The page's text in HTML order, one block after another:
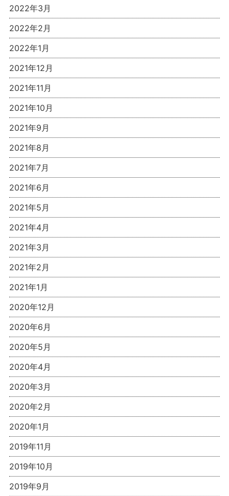
2022年3月
2022年2月
2022年1月
2021年12月
2021年11月
2021年10月
2021年9月
2021年8月
2021年7月
2021年6月
2021年5月
2021年4月
2021年3月
2021年2月
2021年1月
2020年12月
2020年6月
2020年5月
2020年4月
2020年3月
2020年2月
2020年1月
2019年11月
2019年10月
2019年9月